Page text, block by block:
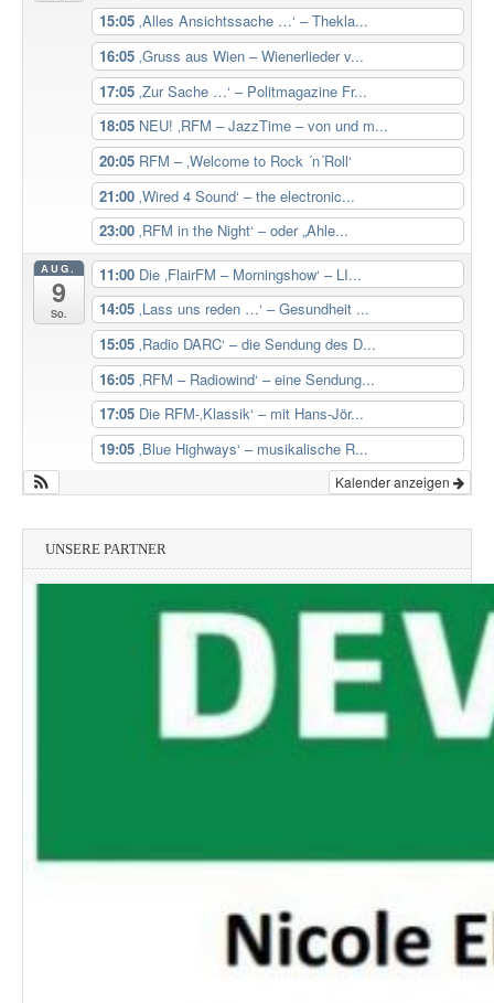
15:05 ‚Alles Ansichtssache …‘ – Thekla...
16:05 ‚Gruss aus Wien – Wienerlieder v...
17:05 ‚Zur Sache …‘ – Politmagazine Fr...
18:05 NEU! ‚RFM – JazzTime – von und m...
20:05 RFM – ‚Welcome to Rock ´n´Roll‘
21:00 ‚Wired 4 Sound‘ – the electronic...
23:00 ‚RFM in the Night‘ – oder „Ahle...
AUG.
9
So.
11:00 Die ‚FlairFM – Morningshow‘ – LI...
14:05 ‚Lass uns reden …‘ – Gesundheit ...
15:05 ‚Radio DARC‘ – die Sendung des D...
16:05 ‚RFM – Radiowind‘ – eine Sendung...
17:05 Die RFM-‚Klassik‘ – mit Hans-Jör...
19:05 ‚Blue Highways‘ – musikalische R...
Kalender anzeigen
UNSERE PARTNER